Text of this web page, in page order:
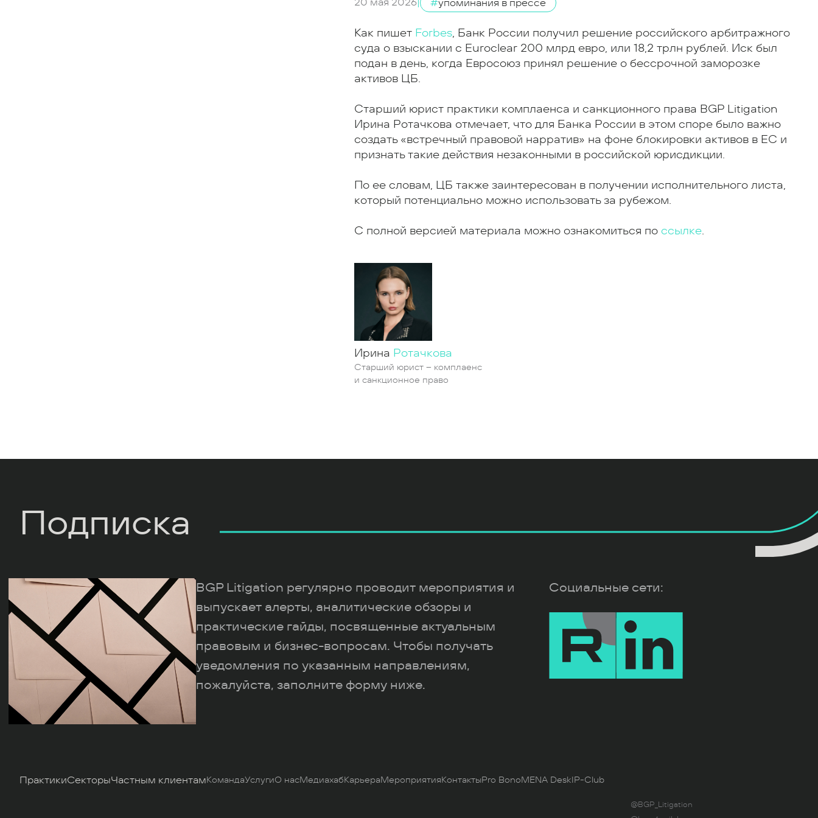
20 мая 2026 #упоминания в прессе
Как пишет Forbes, Банк России получил решение российского арбитражного
суда о взыскании с Euroclear 200 млрд евро, или 18,2 трлн рублей. Иск был
подан в день, когда Евросоюз принял решение о бессрочной заморозке
активов ЦБ.
Старший юрист практики комплаенса и санкционного права BGP Litigation
Ирина Ротачкова отмечает, что для Банка России в этом споре было важно
создать «встречный правовой нарратив» на фоне блокировки активов в ЕС и
признать такие действия незаконными в российской юрисдикции.
По ее словам, ЦБ также заинтересован в получении исполнительного листа,
который потенциально можно использовать за рубежом.
С полной версией материала можно ознакомиться по ссылке.
Ирина Ротачкова
Старший юрист – комплаенс
и санкционное право
Подписка
BGP Litigation регулярно проводит мероприятия и
выпускает алерты, аналитические обзоры и
практические гайды, посвященные актуальным
правовым и бизнес-вопросам. Чтобы получать
уведомления по указанным направлениям,
пожалуйста, заполните форму ниже.
Социальные сети:
ПрактикиСекторыЧастным клиентамКомандаУслугиО насМедиахабКарьераМероприятияКонтактыPro BonoMENA DeskIP-Club
@BGP_Litigation